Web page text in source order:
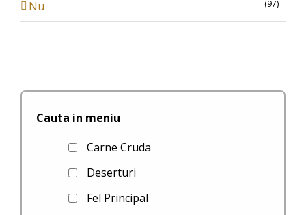
Cauta in meniu
Carne Cruda
Deserturi
Fel Principal
Nu (97)